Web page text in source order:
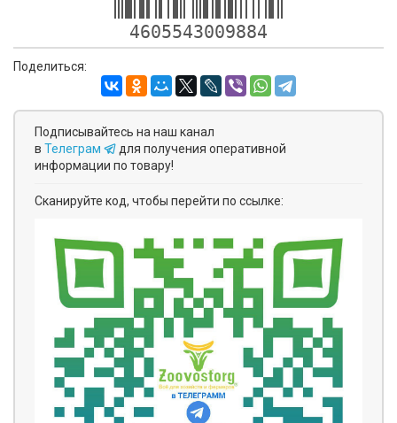
4605543009884
Поделиться:
Подписывайтесь на наш канал
в Телеграм
для получения оперативной
информации по товару!
Сканируйте код, чтобы перейти по ссылке: